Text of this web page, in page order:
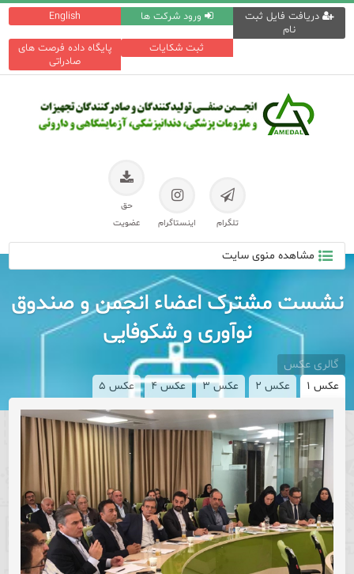
English ورود شرکت ها
دریافت فایل ثبت
نام
پایگاه داده فرصت های
صادراتی
ثبت شکایات
تلگرام اینستاگرام
حق
عضویت
مشاهده منوی سایت
نشست مشترک اعضاء انجمن و صندوق
نوآوری و شکوفایی
گالری عکس
عکس ۱ عکس ۲ عکس ۳ عکس ۴ عکس ۵